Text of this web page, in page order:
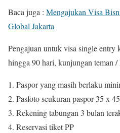
Baca juga : Mengajukan Visa
Global Jakarta
Pengajuan untuk visa single
hingga 90 hari, kunjungan teman
Paspor yang masih berlaku
Pasfoto seukuran paspor 35 x
Rekening tabungan 3 bulan
Reservasi tiket PP